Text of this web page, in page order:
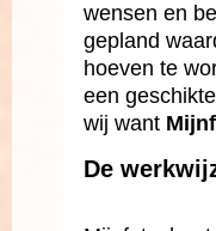
wensen en
gepland
hoeven te
een
wij want
De